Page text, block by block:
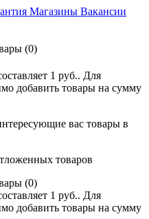
Магазины Вакансии
(0)
1 руб.. Для
добавить товары на сумму
вас товары в
товаров
(0)
1 руб.. Для
добавить товары на сумму